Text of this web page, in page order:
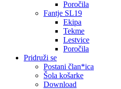
Poročila
Fantje SL19
Ekipa
Tekme
Lestvice
Poročila
Pridruži se
Postani član*ica
Šola košarke
Download